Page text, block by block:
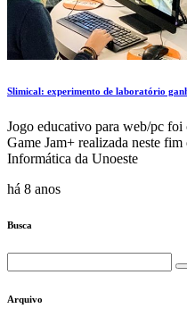
Slimical: experimento de laboratório
Jogo educativo para web/pc foi
Game Jam+ realizada neste
Informática da Unoeste
há 8 anos
Busca
Arquivo